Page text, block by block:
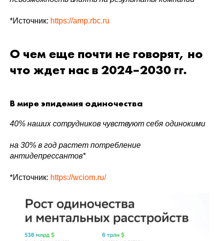
*Источник: https://amp.rbc.ru
О чем еще почти не говорят, но
что ждет нас в 2024–2030 гг.
В мире эпидемия одиночества
40% наших сотрудников чувствуют себя одинокими
на 30% в год растет потребление
антидепрессантов*
*Источник: https://wciom.ru/